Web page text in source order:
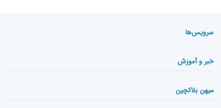
سرویس‌ها
خبر و آموزش
میهن بلاکچین